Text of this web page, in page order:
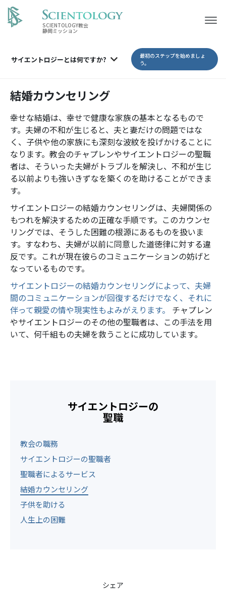
SCIENTOLOGY教会
静岡ミッション
サイエントロジーとは何ですか?
最初のステップを始めましょ
う。
結婚カウンセリング
幸せな結婚は、幸せで健康な家族の基本となるもので
す。夫婦の不和が生じると、夫と妻だけの問題ではな
く、子供や他の家族にも深刻な波紋を投げかけることに
なります。教会のチャプレンやサイエントロジーの聖職
者は、そういった夫婦がトラブルを解決し、不和が生じ
る以前よりも強いきずなを築くのを助けることができま
す。
サイエントロジーの結婚カウンセリングは、夫婦関係の
もつれを解決するための正確な手順です。このカウンセ
リングでは、そうした困難の根源にあるものを扱いま
す。すなわち、夫婦が以前に同意した道徳律に対する違
反です。これが現在彼らのコミュニケーションの妨げと
なっているものです。
サイエントロジーの結婚カウンセリングによって、夫婦
間のコミュニケーションが回復するだけでなく、それに
伴って親愛の情や現実性もよみがえります。
チャプレン
やサイエントロジーのその他の聖職者は、この手法を用
いて、何千組もの夫婦を救うことに成功しています。
サイエントロジーの
聖職
教会の職務
サイエントロジーの聖職者
聖職者によるサービス
結婚カウンセリング
子供を助ける
人生上の困難
シェア